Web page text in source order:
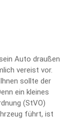
Auto draußen
vereist vor.
sollte der
ein kleines
(StVO)
führt, ist